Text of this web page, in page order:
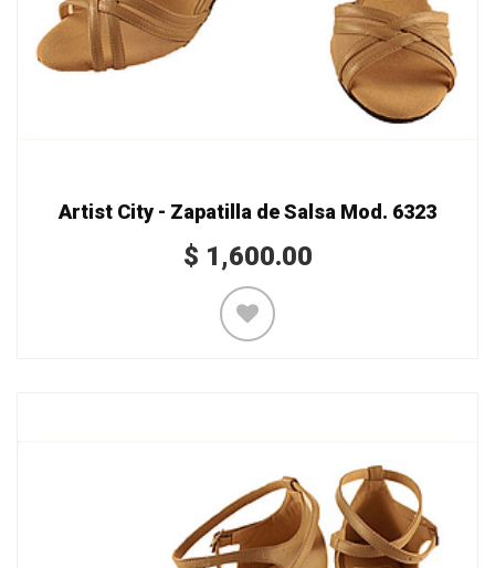
Artist City - Zapatilla de Salsa Mod. 6323
$ 1,600.00